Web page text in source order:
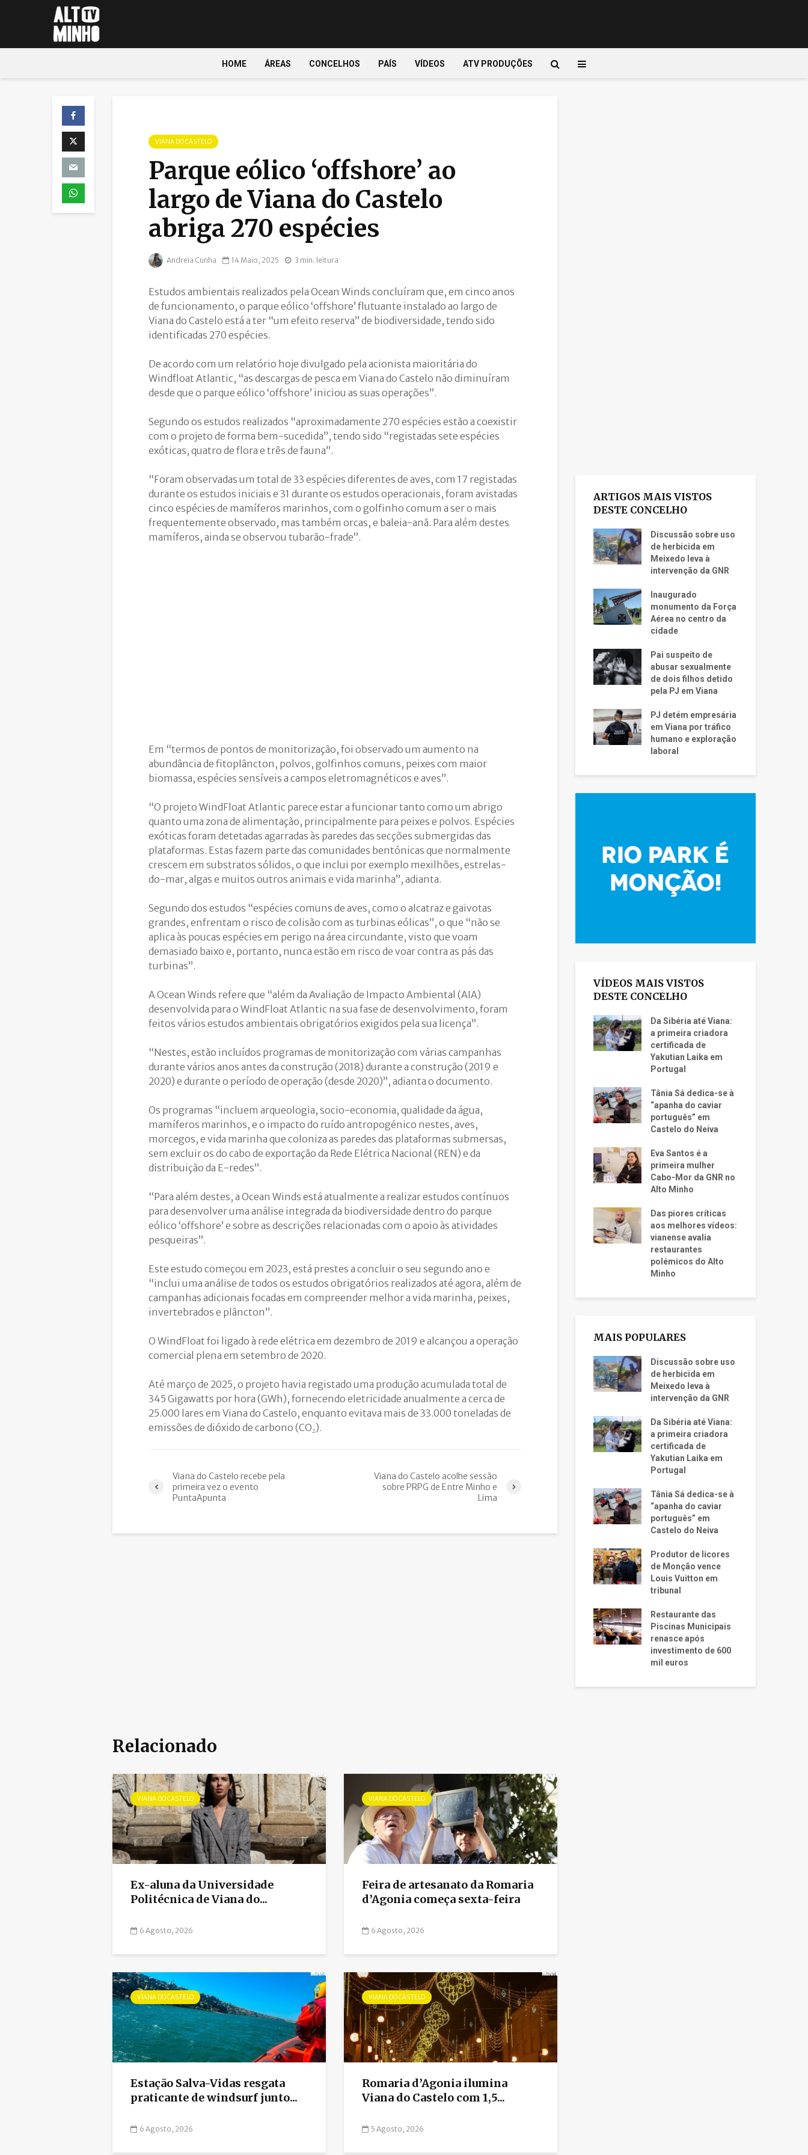
HOME ÁREAS CONCELHOS PAÍS VÍDEOS ATV PRODUÇÕES
VIANA DO CASTELO
Parque eólico ‘offshore’ ao
largo de Viana do Castelo
abriga 270 espécies
Andreia Cunha 14 Maio, 2025 3 min. leitura
Estudos ambientais realizados pela Ocean Winds concluíram que, em cinco anos
de funcionamento, o parque eólico ‘offshore’ flutuante instalado ao largo de
Viana do Castelo está a ter “um efeito reserva” de biodiversidade, tendo sido
identificadas 270 espécies.
De acordo com um relatório hoje divulgado pela acionista maioritária do
Windfloat Atlantic, “as descargas de pesca em Viana do Castelo não diminuíram
desde que o parque eólico ‘offshore’ iniciou as suas operações”.
Segundo os estudos realizados “aproximadamente 270 espécies estão a coexistir
com o projeto de forma bem-sucedida”, tendo sido “registadas sete espécies
exóticas, quatro de flora e três de fauna”.
“Foram observadas um total de 33 espécies diferentes de aves, com 17 registadas
durante os estudos iniciais e 31 durante os estudos operacionais, foram avistadas
cinco espécies de mamíferos marinhos, com o golfinho comum a ser o mais
frequentemente observado, mas também orcas, e baleia-anã. Para além destes
mamíferos, ainda se observou tubarão-frade”.
Em “termos de pontos de monitorização, foi observado um aumento na
abundância de fitoplâncton, polvos, golfinhos comuns, peixes com maior
biomassa, espécies sensíveis a campos eletromagnéticos e aves”.
“O projeto WindFloat Atlantic parece estar a funcionar tanto como um abrigo
quanto uma zona de alimentação, principalmente para peixes e polvos. Espécies
exóticas foram detetadas agarradas às paredes das secções submergidas das
plataformas. Estas fazem parte das comunidades bentónicas que normalmente
crescem em substratos sólidos, o que inclui por exemplo mexilhões, estrelas-
do-mar, algas e muitos outros animais e vida marinha”, adianta.
Segundo dos estudos “espécies comuns de aves, como o alcatraz e gaivotas
grandes, enfrentam o risco de colisão com as turbinas eólicas”, o que “não se
aplica às poucas espécies em perigo na área circundante, visto que voam
demasiado baixo e, portanto, nunca estão em risco de voar contra as pás das
turbinas”.
A Ocean Winds refere que “além da Avaliação de Impacto Ambiental (AIA)
desenvolvida para o WindFloat Atlantic na sua fase de desenvolvimento, foram
feitos vários estudos ambientais obrigatórios exigidos pela sua licença”.
“Nestes, estão incluídos programas de monitorização com várias campanhas
durante vários anos antes da construção (2018) durante a construção (2019 e
2020) e durante o período de operação (desde 2020)”, adianta o documento.
Os programas “incluem arqueologia, socio-economia, qualidade da água,
mamíferos marinhos, e o impacto do ruído antropogénico nestes, aves,
morcegos, e vida marinha que coloniza as paredes das plataformas submersas,
sem excluir os do cabo de exportação da Rede Elétrica Nacional (REN) e da
distribuição da E-redes”.
“Para além destes, a Ocean Winds está atualmente a realizar estudos contínuos
para desenvolver uma análise integrada da biodiversidade dentro do parque
eólico ‘offshore’ e sobre as descrições relacionadas com o apoio às atividades
pesqueiras”.
Este estudo começou em 2023, está prestes a concluir o seu segundo ano e
“inclui uma análise de todos os estudos obrigatórios realizados até agora, além de
campanhas adicionais focadas em compreender melhor a vida marinha, peixes,
invertebrados e plâncton”.
O WindFloat foi ligado à rede elétrica em dezembro de 2019 e alcançou a operação
comercial plena em setembro de 2020.
Até março de 2025, o projeto havia registado uma produção acumulada total de
345 Gigawatts por hora (GWh), fornecendo eletricidade anualmente a cerca de
25.000 lares em Viana do Castelo, enquanto evitava mais de 33.000 toneladas de
emissões de dióxido de carbono (CO₂).
Viana do Castelo recebe pela
primeira vez o evento
PuntaApunta
Viana do Castelo acolhe sessão
sobre PRPG de Entre Minho e
Lima
Relacionado
VIANA DO CASTELO
Ex-aluna da Universidade
Politécnica de Viana do...
6 Agosto, 2026
VIANA DO CASTELO
Feira de artesanato da Romaria
d’Agonia começa sexta-feira
6 Agosto, 2026
VIANA DO CASTELO
Estação Salva-Vidas resgata
praticante de windsurf junto...
6 Agosto, 2026
VIANA DO CASTELO
Romaria d’Agonia ilumina
Viana do Castelo com 1,5...
5 Agosto, 2026
ARTIGOS MAIS VISTOS
DESTE CONCELHO
Discussão sobre uso
de herbicida em
Meixedo leva à
intervenção da GNR
Inaugurado
monumento da Força
Aérea no centro da
cidade
Pai suspeito de
abusar sexualmente
de dois filhos detido
pela PJ em Viana
PJ detém empresária
em Viana por tráfico
humano e exploração
laboral
VÍDEOS MAIS VISTOS
DESTE CONCELHO
Da Sibéria até Viana:
a primeira criadora
certificada de
Yakutian Laika em
Portugal
Tânia Sá dedica-se à
“apanha do caviar
português” em
Castelo do Neiva
Eva Santos é a
primeira mulher
Cabo-Mor da GNR no
Alto Minho
Das piores críticas
aos melhores vídeos:
vianense avalia
restaurantes
polémicos do Alto
Minho
MAIS POPULARES
Discussão sobre uso
de herbicida em
Meixedo leva à
intervenção da GNR
Da Sibéria até Viana:
a primeira criadora
certificada de
Yakutian Laika em
Portugal
Tânia Sá dedica-se à
“apanha do caviar
português” em
Castelo do Neiva
Produtor de licores
de Monção vence
Louis Vuitton em
tribunal
Restaurante das
Piscinas Municipais
renasce após
investimento de 600
mil euros